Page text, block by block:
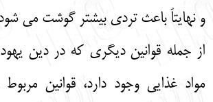
و نهایتاً باعث تردی بیشتر گوشت می‌
از جمله قوانین دیگری که در دین
مواد غذایی وجود دارد، قوانین